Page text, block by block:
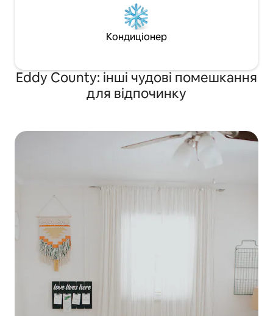
Кондиціонер
Eddy County: інші чудові помешкання
для відпочинку